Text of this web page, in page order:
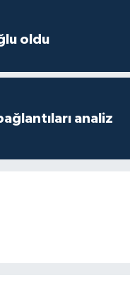
oldu
analiz